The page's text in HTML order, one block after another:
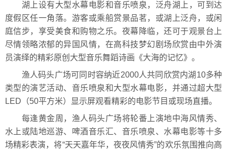
湖上设有大型水幕电影和音乐喷泉，泛舟湖上，可到达
度假区任一角落。游客或乘船赏景品茗，或湖上泛舟，或闲
庭信步，享受美食和购物之乐。夜幕降临，还可于观景台上
尽情领略浓郁的异国风情，在高科技梦幻剧场欣赏由中外演
员演绎的精彩原创大型音乐舞蹈诗画《大海的记忆》。
渔人码头广场可同时容纳近2000人共同欣赏内湖10多种
类型的演艺活动、音乐喷泉和大型水幕电影，并通过超大型
LED（50平方米）显示屏观看精彩的电影节目或现场直播。
每逢黄金周，渔人码头广场将轮番上演地中海风情秀、
水上或陆地巡游、啤酒音乐汇、音乐喷泉、水幕电影等十多
场精彩表演，将“天天嘉年华，夜夜风情秀”的欢乐氛围推向高